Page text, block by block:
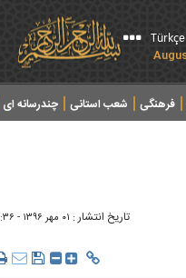
Türkçe
فرهنگی شعب استانی چندرسانه ای
تاریخ انتشار : ۰۱ مهر ۱۳۹۶ - ۰۹:۳۶